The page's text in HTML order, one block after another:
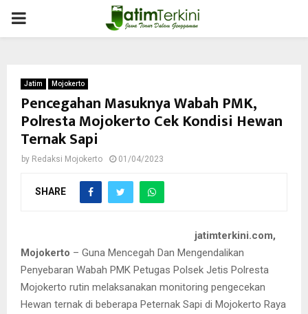
PRIMARY
Jatim Mojokerto
Pencegahan Masuknya Wabah PMK,
Polresta Mojokerto Cek Kondisi Hewan
Ternak Sapi
by Redaksi Mojokerto 01/04/2023
SHARE
jatimterkini.com,
Mojokerto – Guna Mencegah Dan Mengendalikan
Penyebaran Wabah PMK Petugas Polsek Jetis Polresta
Mojokerto rutin melaksanakan monitoring pengecekan
Hewan ternak di beberapa Peternak Sapi di Mojokerto Raya